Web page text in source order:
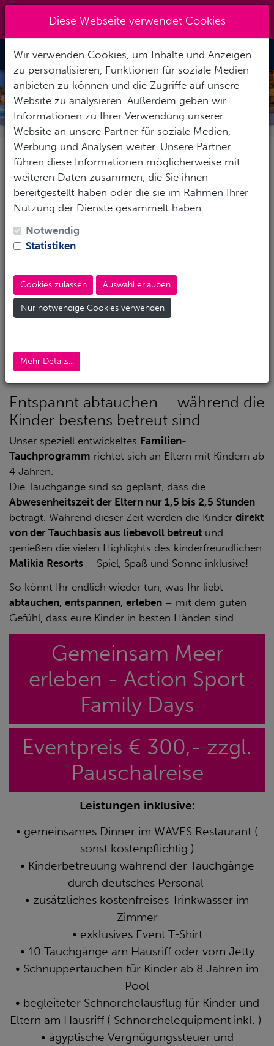
info@tauchzentrale.de
Toggle
FAMILY DAYS IN DEN FERIEN
Tauchen und Familie,
endlich möglich
Sobald Kinder da sind, bleibt die Tauchausrüstung oft
im Schrank. Niemand möchte die Kleinen einfach
zu gehen – verständlich!
Aber jetzt gibt es die Lösung.
Konzept entwickelt, das Familienurlaub und
Entspannt abtauchen – während die
Kinder bestens betreut sind
Unser speziell entwickeltes Familien-
Tauchprogramm richtet sich an Eltern mit Kindern ab
4 Jahren.
Die Tauchgänge sind so geplant, dass die
Abwesenheitszeit der Eltern nur 1,5 bis 2,5 Stunden
beträgt. Während dieser Zeit werden die Kinder direkt
von der Tauchbasis aus liebevoll betreut und
genießen die vielen Highlights des kinderfreundlichen
Malikia Resorts – Spiel, Spaß und Sonne inklusive!
So könnt Ihr endlich wieder tun, was Ihr liebt –
abtauchen, entspannen, erleben – mit dem guten
Gefühl, dass eure Kinder in besten Händen sind.
Gemeinsam Meer
erleben - Action Sport
Family Days
Eventpreis € 300,- zzgl.
Pauschalreise
Leistungen inklusive:
• gemeinsames Dinner im WAVES Restaurant (
sonst kostenpflichtig )
• Kinderbetreuung während der Tauchgänge
durch deutsches Personal
• zusätzliches kostenfreises Trinkwasser im
Zimmer
• exklusives Event T-Shirt
• 10 Tauchgänge am Hausriff oder vom Jetty
• Schnuppertauchen für Kinder ab 8 Jahren im
Pool
• begleiteter Schnorchelausflug für Kinder und
Eltern am Hausriff ( Schnorchelequipment inkl. )
• ägyptische Vergnügungssteuer und
Diese Webseite verwendet Cookies
Wir verwenden Cookies, um Inhalte und Anzeigen
zu personalisieren, Funktionen für soziale Medien
anbieten zu können und die Zugriffe auf unsere
Website zu analysieren. Außerdem geben wir
Informationen zu Ihrer Verwendung unserer
Website an unsere Partner für soziale Medien,
Werbung und Analysen weiter. Unsere Partner
führen diese Informationen möglicherweise mit
weiteren Daten zusammen, die Sie ihnen
bereitgestellt haben oder die sie im Rahmen Ihrer
Nutzung der Dienste gesammelt haben.
Notwendig
Statistiken
Cookies zulassen Auswahl erlauben
Nur notwendige Cookies verwenden
Mehr Details...